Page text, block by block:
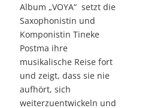
Album „VOYA“ setzt die
Saxophonistin und
Komponistin Tineke
Postma ihre
musikalische Reise fort
und zeigt, dass sie nie
aufhört, sich
weiterzuentwickeln und